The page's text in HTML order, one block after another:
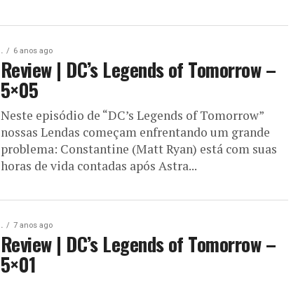
. 6 anos ago
Review | DC’s Legends of Tomorrow –
5×05
Neste episódio de “DC’s Legends of Tomorrow”
nossas Lendas começam enfrentando um grande
problema: Constantine (Matt Ryan) está com suas
horas de vida contadas após Astra...
. 7 anos ago
Review | DC’s Legends of Tomorrow –
5×01